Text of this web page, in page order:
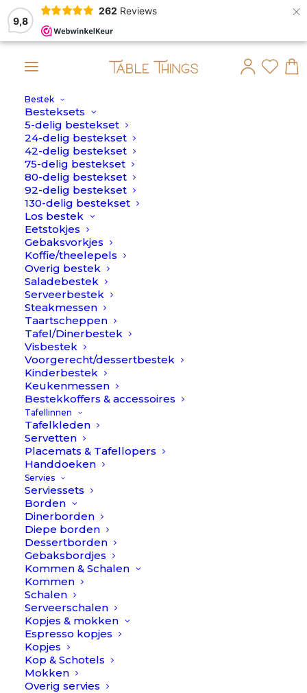
9,8
262 Reviews ×
Bestek
Besteksets
5-delig bestekset
24-delig bestekset
42-delig bestekset
75-delig bestekset
80-delig bestekset
92-delig bestekset
130-delig bestekset
Los bestek
Eetstokjes
Gebaksvorkjes
Koffie/theelepels
Overig bestek
Saladebestek
Serveerbestek
Steakmessen
Taartscheppen
Tafel/Dinerbestek
Visbestek
Voorgerecht/dessertbestek
Kinderbestek
Keukenmessen
Bestekkoffers & accessoires
Tafellinnen
Tafelkleden
Servetten
Placemats & Tafellopers
Handdoeken
Servies
Serviessets
Borden
Dinerborden
Diepe borden
Dessertborden
Gebaksbordjes
Kommen & Schalen
Kommen
Schalen
Serveerschalen
Kopjes & mokken
Espresso kopjes
Kopjes
Kop & Schotels
Mokken
Overig servies
op maandag 10 Augustus verstuurd.
Home > Bord rechthoek
Bord rechthoek
Porcelino Bord rechthoek - Wit // Pomax